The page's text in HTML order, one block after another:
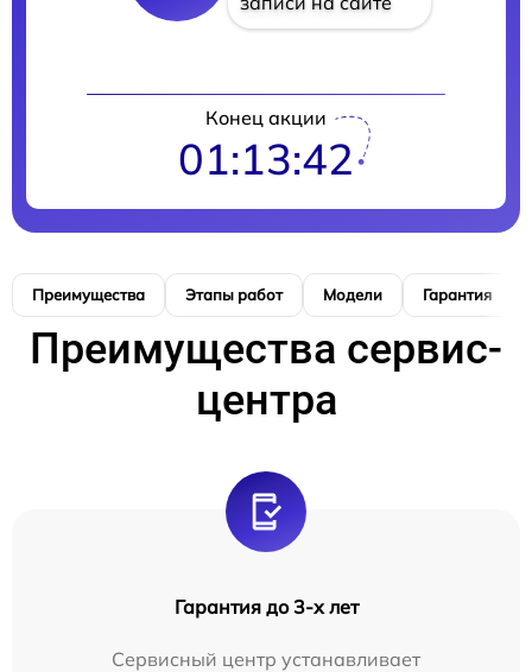
Конец акции
01:13:41
Преимущества Этапы работ Модели Гарантия
Преимущества сервис-
центра
Гарантия до 3-х лет
Сервисный центр устанавливает